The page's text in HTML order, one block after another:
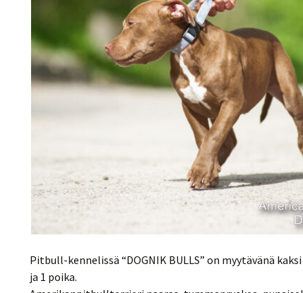
Pitbull-kennelissä “DOGNIK BULLS” on myytävänä
ja 1 poika.